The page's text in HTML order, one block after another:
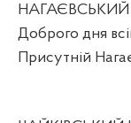
НАГАЄВСЬКИЙ
Доброго дня
Присутній